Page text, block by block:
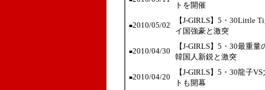
トを開催
■2010/05/02
【J-GIRLS】5・30Little
イ国強豪と激突
■2010/04/30
【J-GIRLS】5・30最重
韓国人新鋭と激突
■2010/04/20
【J-GIRLS】5・30龍子
トも開幕